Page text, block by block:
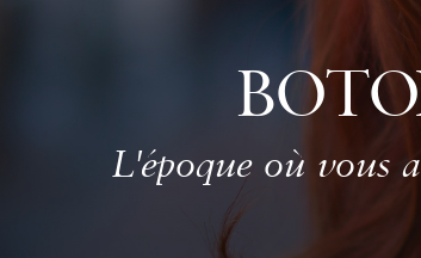
L'époque où vous